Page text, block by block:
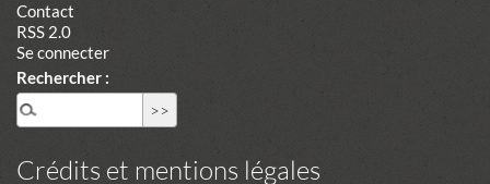
Contact
RSS 2.0
Se connecter
Rechercher :
Crédits et mentions légales